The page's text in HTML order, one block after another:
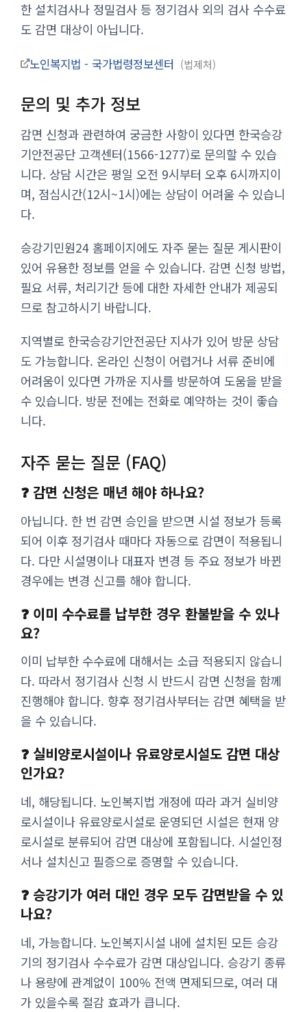
한 설치검사나 정밀검사 등 정기검사 외의 검사 수수료
도 감면 대상이 아닙니다.
노인복지법 - 국가법령정보센터 법제처
문의 및 추가 정보
감면 신청과 관련하여 궁금한 사항이 있다면 한국승강
기안전공단 고객센터(1566-1277)로 문의할 수 있습
니다. 상담 시간은 평일 오전 9시부터 오후 6시까지이
며, 점심시간(12시~1시)에는 상담이 어려울 수 있습니
다.
승강기민원24 홈페이지에도 자주 묻는 질문 게시판이
있어 유용한 정보를 얻을 수 있습니다. 감면 신청 방법,
필요 서류, 처리기간 등에 대한 자세한 안내가 제공되
므로 참고하시기 바랍니다.
지역별로 한국승강기안전공단 지사가 있어 방문 상담
도 가능합니다. 온라인 신청이 어렵거나 서류 준비에
어려움이 있다면 가까운 지사를 방문하여 도움을 받을
수 있습니다. 방문 전에는 전화로 예약하는 것이 좋습
니다.
자주 묻는 질문 (FAQ)
❓ 감면 신청은 매년 해야 하나요?
아닙니다. 한 번 감면 승인을 받으면 시설 정보가 등록
되어 이후 정기검사 때마다 자동으로 감면이 적용됩니
다. 다만 시설명이나 대표자 변경 등 주요 정보가 바뀐
경우에는 변경 신고를 해야 합니다.
❓ 이미 수수료를 납부한 경우 환불받을 수 있나
요?
이미 납부한 수수료에 대해서는 소급 적용되지 않습니
다. 따라서 정기검사 신청 시 반드시 감면 신청을 함께
진행해야 합니다. 향후 정기검사부터는 감면 혜택을 받
을 수 있습니다.
❓ 실비양로시설이나 유료양로시설도 감면 대상
인가요?
네, 해당됩니다. 노인복지법 개정에 따라 과거 실비양
로시설이나 유료양로시설로 운영되던 시설은 현재 양
로시설로 분류되어 감면 대상에 포함됩니다. 시설인정
서나 설치신고 필증으로 증명할 수 있습니다.
❓ 승강기가 여러 대인 경우 모두 감면받을 수 있
나요?
네, 가능합니다. 노인복지시설 내에 설치된 모든 승강
기의 정기검사 수수료가 감면 대상입니다. 승강기 종류
나 용량에 관계없이 100% 전액 면제되므로, 여러 대
가 있을수록 절감 효과가 큽니다.